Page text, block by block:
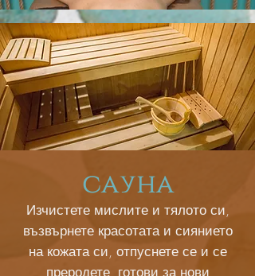
сауна
Изчистете мислите и тялото си,
възвърнете красотата и сиянието
на кожата си, отпуснете се и се
преродете, готови за нови